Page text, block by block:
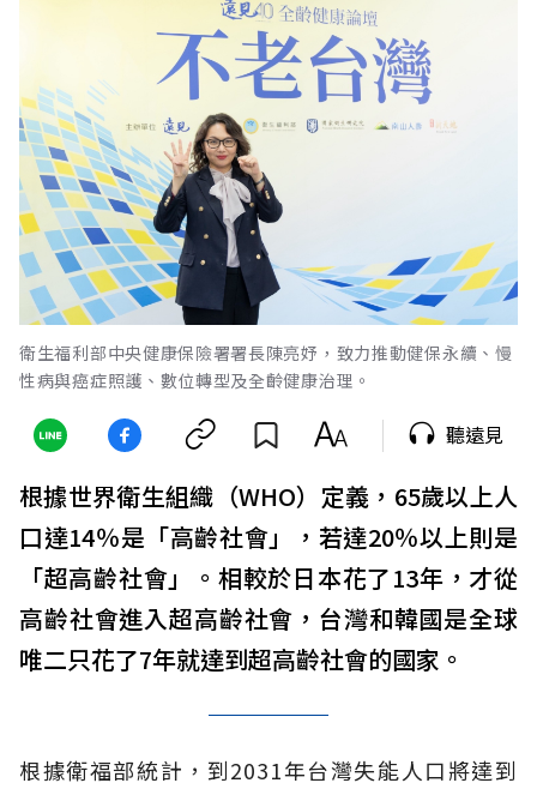
衛生福利部中央健康保險署署長陳亮妤，致力推動健保永續、慢
性病與癌症照護、數位轉型及全齡健康治理。
聽遠見
根據世界衛生組織（WHO）定義，65歲以上人
口達14％是「高齡社會」，若達20％以上則是
「超高齡社會」。相較於日本花了13年，才從
高齡社會進入超高齡社會，台灣和韓國是全球
唯二只花了7年就達到超高齡社會的國家。
根據衛福部統計，到2031年台灣失能人口將達到